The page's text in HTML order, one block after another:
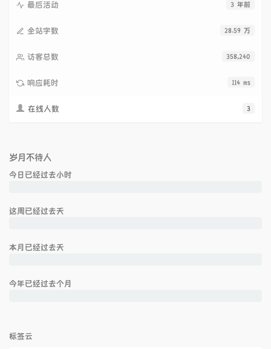
3 年前
最后活动
28.59 万
全站字数
358,240
访客总数
114 ms
响应耗时
3
在线人数
岁月不待人
今日已经过去小时
这周已经过去天
本月已经过去天
今年已经过去个月
标签云